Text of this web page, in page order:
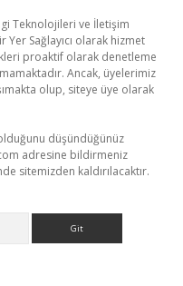
Teknolojileri ve İletişim
Yer Sağlayıcı olarak hizmet
proaktif olarak denetleme
Ancak, üyelerimiz
olup, siteye üye olarak
düşündüğünüz
adresine bildirmeniz
sitemizden kaldırılacaktır.